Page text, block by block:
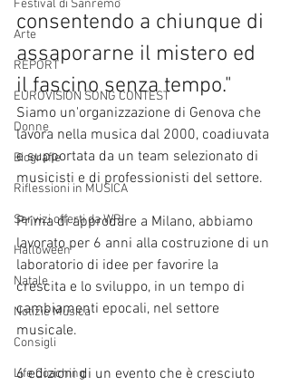
Festival di Sanremo
Arte
REPORT
EUROVISION SONG CONTEST
Donne
Biografie
Riflessioni in MUSICA
Servizi offerti da WRI
Halloween
Natale
Notizie Musica
Consigli
Life Coaching
consentendo a chiunque di
assaporarne il mistero ed
il fascino senza tempo."
Siamo un'organizzazione di Genova che
lavora nella musica dal 2000, coadiuvata
e supportata da un team selezionato di
musicisti e di professionisti del settore.
Prima di approdare a Milano, abbiamo
lavorato per 6 anni alla costruzione di un
laboratorio di idee per favorire la
crescita e lo sviluppo, in un tempo di
cambiamenti epocali, nel settore
musicale.
6 edizioni di un evento che è cresciuto